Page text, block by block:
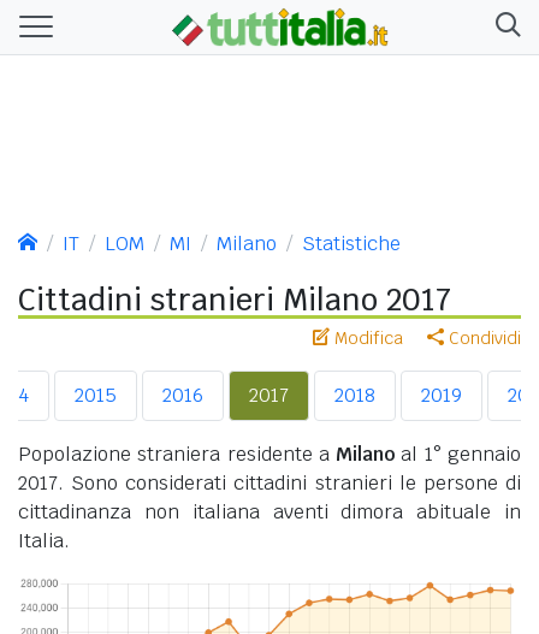
IT LOM MI Milano Statistiche
Cittadini stranieri Milano 2017
Modifica Condividi
2015 2016 2017 2018 2019
Popolazione straniera residente a Milano al 1° gennaio
2017. Sono considerati cittadini stranieri le persone di
cittadinanza non italiana aventi dimora abituale in
Italia.